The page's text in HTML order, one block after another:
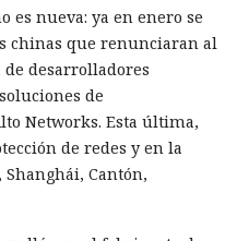
Web y enviaba el
del usuario,
de cadena de
el navegador intentara
la misma página de
le insertaron la orden de
es nueva: ya en enero se
chinas que renunciaran al
de desarrolladores
de
Networks. Esta última,
de redes y en la
Cantón,